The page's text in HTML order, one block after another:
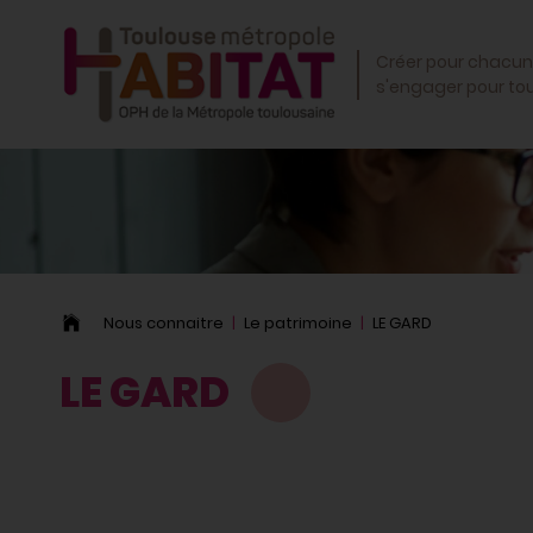
Créer pour
s'engager pour
Nous connaitre Le patrimoine LE GARD
LE GARD